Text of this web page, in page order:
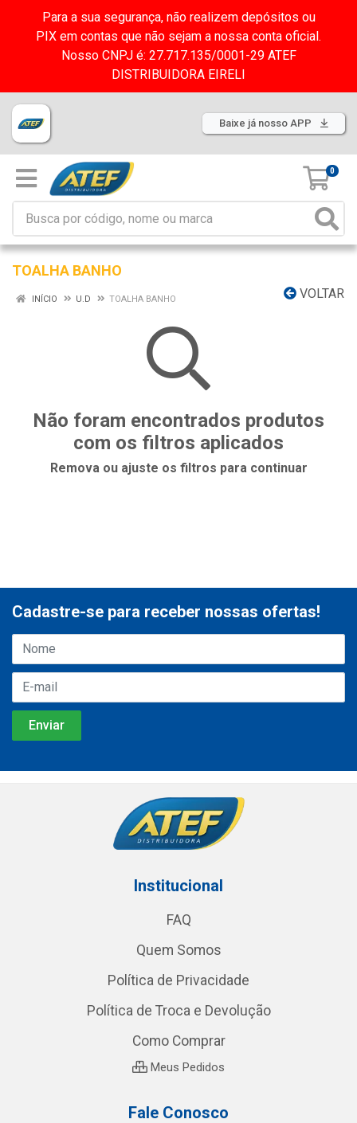
Para a sua segurança, não realizem depósitos ou
PIX em contas que não sejam a nossa conta oficial.
Nosso CNPJ é: 27.717.135/0001-29 ATEF
DISTRIBUIDORA EIRELI
Baixe já nosso APP
0
TOALHA BANHO
VOLTAR
INÍCIO U.D TOALHA BANHO
Não foram encontrados produtos
com os filtros aplicados
Remova ou ajuste os filtros para continuar
Cadastre-se para receber nossas ofertas!
Institucional
FAQ
Quem Somos
Política de Privacidade
Política de Troca e Devolução
Como Comprar
Meus Pedidos
Fale Conosco